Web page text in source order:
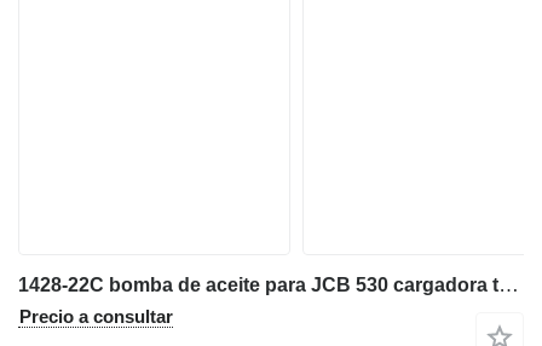
1428-22C bomba de aceite para JCB 530 cargadora telescópica
Precio a consultar